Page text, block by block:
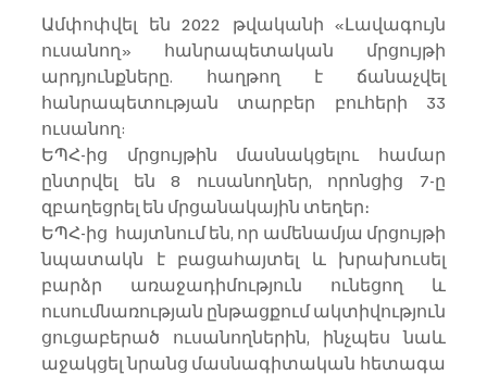
Ամփոփվել են 2022 թվականի «Լավագույն
ուսանող» հանրապետական մրցույթի
արդյունքները. հաղթող է ճանաչվել
հանրապետության տարբեր բուհերի 33
ուսանող:
ԵՊՀ-ից մրցույթին մասնակցելու համար
ընտրվել են 8 ուսանողներ, որոնցից 7-ը
զբաղեցրել են մրցանակային տեղեր։
ԵՊՀ-ից  հայտնում են, որ ամենամյա մրցույթի
նպատակն է բացահայտել և խրախուսել
բարձր առաջադիմություն ունեցող և
ուսումնառության ընթացքում ակտիվություն
ցուցաբերած ուսանողներին, ինչպես նաև
աջակցել նրանց մասնագիտական հետագա